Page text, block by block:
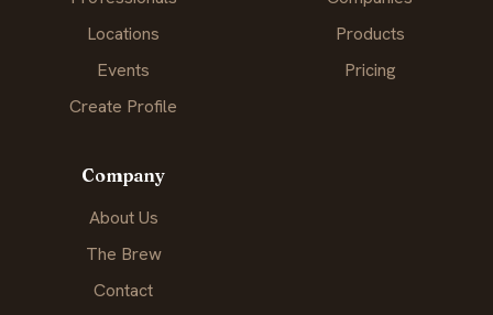
Locations
Events
Create Profile
Products
Pricing
Company
About Us
The Brew
Contact